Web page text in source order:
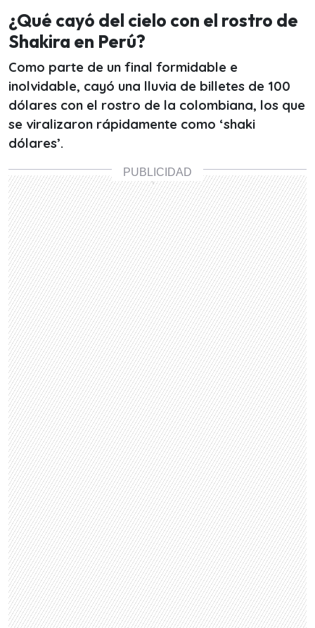
¿Qué cayó del cielo con el rostro de
Shakira en Perú?
Como parte de un final formidable e
inolvidable, cayó una lluvia de billetes de 100
dólares con el rostro de la colombiana, los que
se viralizaron rápidamente como ‘shaki
dólares’.